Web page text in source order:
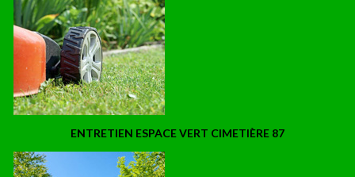
ENTRETIEN ESPACE VERT CIMETIÈRE 87